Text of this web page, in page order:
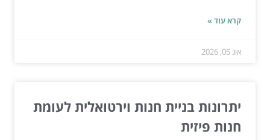
קרא עוד »
אוג 05, 2026
יתרונות בניית חנות וירטואלית לעומת
חנות פיזית